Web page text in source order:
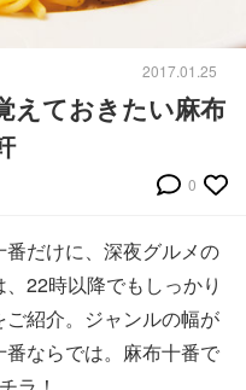
2017.01.25
えておきたい麻布
0
だけに、深夜グルメの
22時以降でもしっかり
紹介。ジャンルの幅が
ならでは。麻布十番で